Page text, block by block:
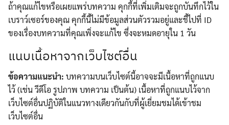
Search
for:
Search
ถ้าคุณแก้ไขหรือเผยแพร่บทความ คุกกี้ที่เพิ่มเติมจะถูกบันทึกไว้ใน
เบราว์เซอร์ของคุณ คุกกี้นี้ไม่มีข้อมูลส่วนตัวรวมอยู่และชี้ไปที่ ID
ของเรื่องบทความที่คุณเพิ่งจะแก้ไข ซึ่งจะหมดอายุใน 1 วัน
แนบเนื้อหาจากเว็บไซต์อื่น
ข้อความแนะนำ: บทความบนเว็บไซต์นี้อาจจะมีเนื้อหาที่ถูกแนบ
ไว้ (เช่น วีดีโอ รูปภาพ บทความ เป็นต้น) เนื้อหาที่ถูกแนบไว้จาก
เว็บไซต์อื่นปฏิบัติในแนวทางเดียวกันกับที่ผู้เยี่ยมชมได้เข้าชม
เว็บไซต์อื่น